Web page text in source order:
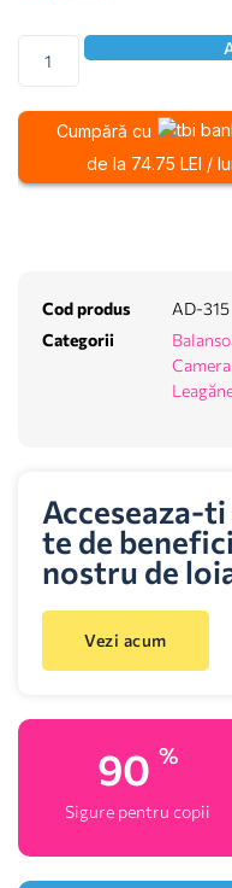
Cumpără cu
de la 74.75 LEI /
Cod produs
AD-315
Categorii
Acceseaza-
te de
nostru de
Vezi acum
100 %
Sigure pentru copii